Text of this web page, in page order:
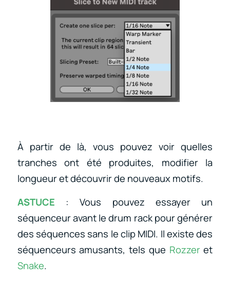
À partir de là, vous pouvez voir quelles
tranches ont été produites, modifier la
longueur et découvrir de nouveaux motifs.
ASTUCE : Vous pouvez essayer un
séquenceur avant le drum rack pour générer
des séquences sans le clip MIDI. Il existe des
séquenceurs amusants, tels que Rozzeret
Snake.